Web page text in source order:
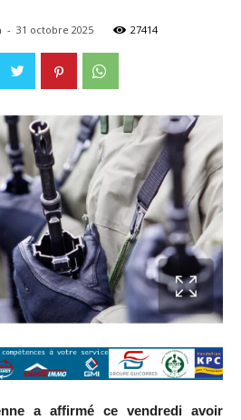
- 31 octobre 2025 27414
a affirmé ce vendredi avoir